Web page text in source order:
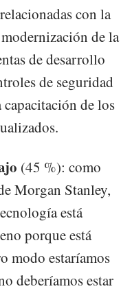
con la
de la
de desarrollo
de seguridad
de los
(45 %): como
Morgan Stanley,
está
porque está
modo estaríamos
deberíamos estar